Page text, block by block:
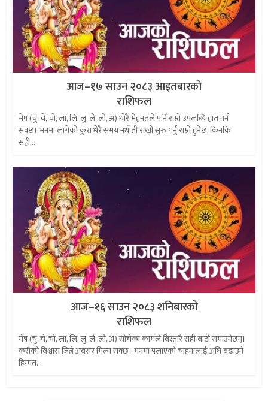
आज–१७ साउन २०८३ आइतबारको
राशिफल
मेष (चु, चे, चो, ला, लि, लु, ले, लो, अ) थोरै मेहनतले पनि राम्रो उपलब्धि हात पर्न
सक्छ। मनमा लागेको कुरा धेरै समय नथाँती राखी सुरु गर्नु राम्रो हुनेछ, किनकि
सही...
आज–१६ साउन २०८३ शनिबारको
राशिफल
मेष (चु, चे, चो, ला, लि, लु, ले, लो, अ) सोचेका कामले बिस्तारै सही बाटो समाउनेछन्।
कसैको विश्वास जित्ने अवसर मिल्न सक्छ। मनमा पलाएको चाहनालाई अघि बढाउने
हिम्मत...